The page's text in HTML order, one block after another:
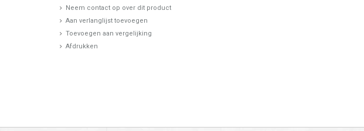
Neem contact op over dit product
Aan verlanglijst toevoegen
Toevoegen aan vergelijking
Afdrukken